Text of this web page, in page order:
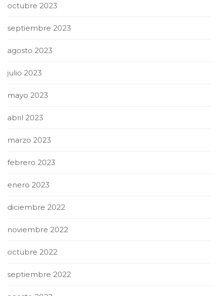
octubre 2023
septiembre 2023
agosto 2023
julio 2023
mayo 2023
abril 2023
marzo 2023
febrero 2023
enero 2023
diciembre 2022
noviembre 2022
octubre 2022
septiembre 2022